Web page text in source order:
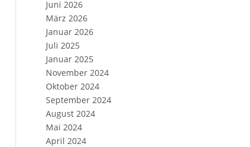
Juni 2026
März 2026
Januar 2026
Juli 2025
Januar 2025
November 2024
Oktober 2024
September 2024
August 2024
Mai 2024
April 2024